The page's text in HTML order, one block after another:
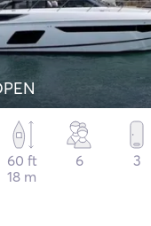
60 ft
18 m
6 3